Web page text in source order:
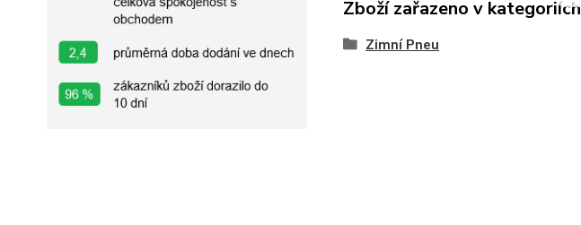
Zboží zařazeno v kategoriích
Zimní Pneu